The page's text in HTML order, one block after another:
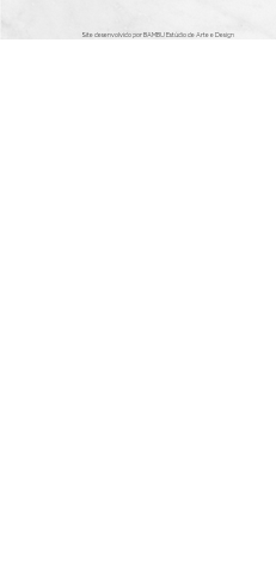
Site desenvolvido por BAMBU Estúdio de Arte e Design